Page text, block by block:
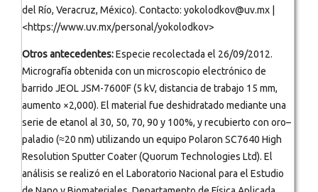
del Río, Veracruz, México). Contacto: yokolodkov@uv.mx |
<https://www.uv.mx/personal/yokolodkov>
Otros antecedentes:Especie recolectada el 26/09/2012.
Micrografía obtenida con un microscopio electrónico de
barrido JEOL JSM-7600F (5 kV, distancia de trabajo 15 mm,
aumento ×2,000). El material fue deshidratado mediante una
serie de etanol al 30, 50, 70, 90 y 100%, y recubierto con oro–
paladio (≈20 nm) utilizando un equipo Polaron SC7640 High
Resolution Sputter Coater (Quorum Technologies Ltd). El
análisis se realizó en el Laboratorio Nacional para el Estudio